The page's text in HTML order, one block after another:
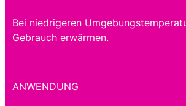
Bei niedrigeren
Gebrauch erwärmen.
ANWENDUNG